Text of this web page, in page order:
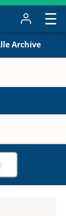
Archive